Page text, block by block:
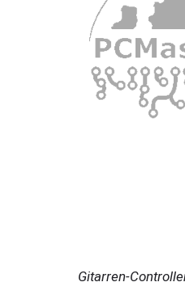
Gitarren-